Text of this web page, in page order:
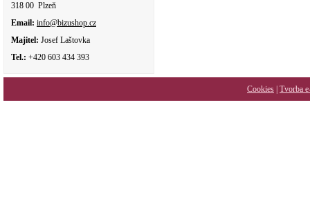
318 00 Plzeň
Email: info@bizushop.cz
Majitel: Josef Laštovka
Tel.: +420 603 434 393
Cookies Tvorba